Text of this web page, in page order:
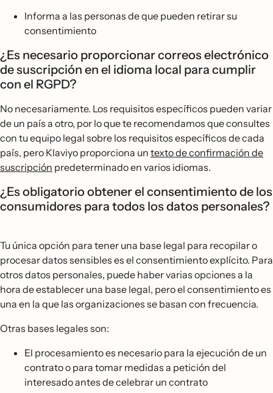
Informa a las personas de que pueden retirar su
consentimiento
¿Es necesario proporcionar correos electrónico
de suscripción en el idioma local para cumplir
con el RGPD?
No necesariamente. Los requisitos específicos pueden variar
de un país a otro, por lo que te recomendamos que consultes
con tu equipo legal sobre los requisitos específicos de cada
país, pero Klaviyo proporciona un texto de confirmación de
suscripción predeterminado en varios idiomas.
¿Es obligatorio obtener el consentimiento de los
consumidores para todos los datos personales?
Tu única opción para tener una base legal para recopilar o
procesar datos sensibles es el consentimiento explícito. Para
otros datos personales, puede haber varias opciones a la
hora de establecer una base legal, pero el consentimiento es
una en la que las organizaciones se basan con frecuencia.
Otras bases legales son:
El procesamiento es necesario para la ejecución de un
contrato o para tomar medidas a petición del
interesado antes de celebrar un contrato